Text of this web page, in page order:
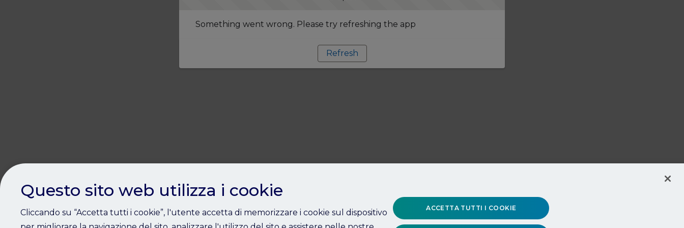
Something went wrong. Please try refreshing the app
Refresh
Questo sito web utilizza i cookie
Cliccando su “Accetta tutti i cookie”, l'utente accetta di memorizzare i cookie sul dispositivo
ACCETTA TUTTI I COOKIE